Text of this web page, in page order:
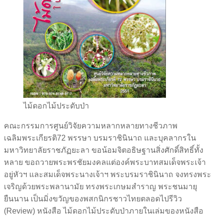
ไม้ดอกไม้ประดับป่า
คณะกรรมการศูนย์วิจัยความหลากหลายทางชีวภาพ
เฉลิมพระเกียรติ72 พรรษา บรมราชินินาถ และบุคลากรใน
มหาวิทยาลัยราชภัฏยะลา ขอน้อมจิตอธิษฐานสิ่งศักดิ์สิทธิ์ทั้ง
หลาย ขอถวายพระพรชัยมงคลแต่องค์พระบาทสมเด็จพระเจ้า
อยู่หัวฯ และสมเด็จพระนางเจ้าฯ พระบรมราชินินาถ จงทรงพระ
เจริญด้วยพระพลานามัย ทรงพระเกษมสำราญ พระชนมายุ
ยืนนาน เป็นมิ่งขวัญของพสกนิกรชาวไทยตลอดไปรีวิว
(Review) หนังสือ ไม้ดอกไม้ประดับป่าภายในเล่มของหนังสือ